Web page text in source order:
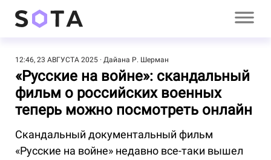
12:46, 23 АВГУСТА 2025 Дайана Р. Шерман
«Русские на войне»: скандальный
фильм о российских военных
теперь можно посмотреть онлайн
Скандальный документальный фильм
«Русские на войне» недавно все-таки вышел